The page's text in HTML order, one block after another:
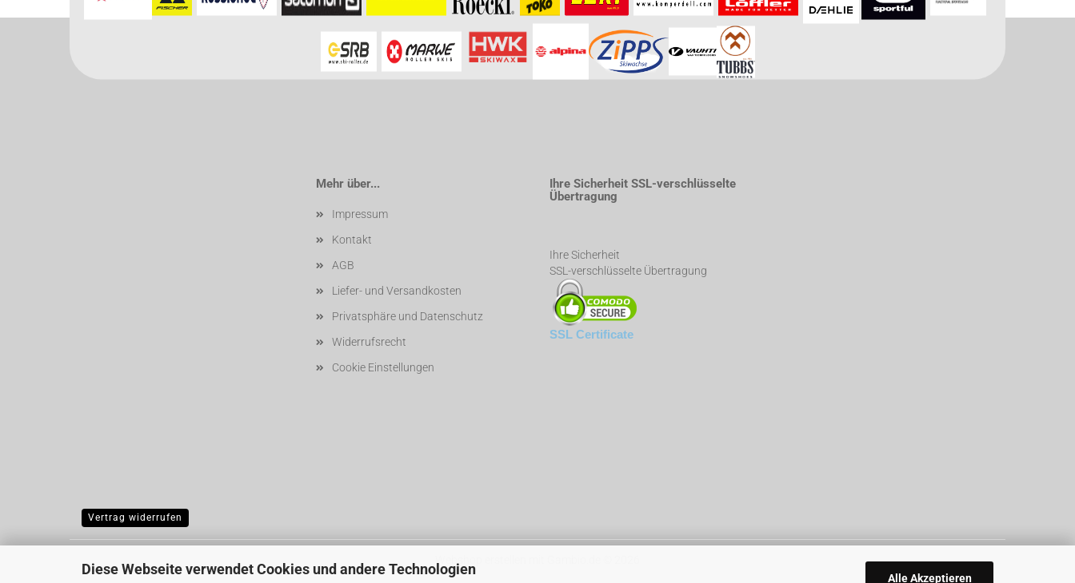
Diese Webseite verwendet Cookies und andere Technologien
Alle Akzeptieren
Mehr über...
Impressum
Kontakt
AGB
Liefer- und Versandkosten
Privatsphäre und Datenschutz
Widerrufsrecht
Cookie Einstellungen
Ihre Sicherheit SSL-verschlüsselte
Übertragung
Ihre Sicherheit
SSL-verschlüsselte Übertragung
SSL Certificate
Vertrag widerrufen